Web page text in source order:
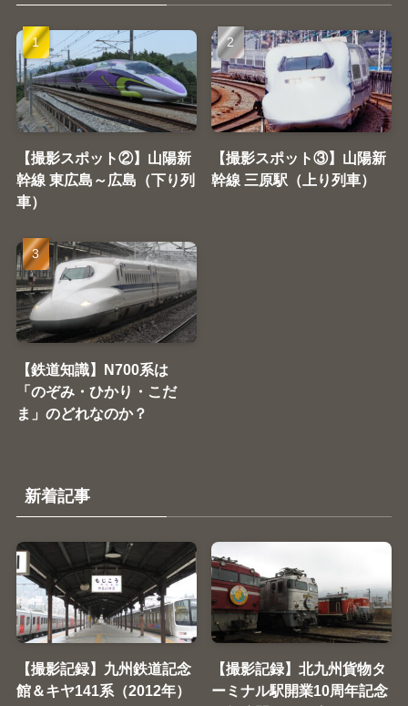
【撮影スポット②】山陽新
幹線 東広島～広島（下り列
車）
【撮影スポット③】山陽新
幹線 三原駅（上り列車）
【鉄道知識】N700系は
「のぞみ・ひかり・こだ
ま」のどれなのか？
新着記事
【撮影記録】九州鉄道記念
館＆キヤ141系（2012年）
【撮影記録】北九州貨物タ
ーミナル駅開業10周年記念